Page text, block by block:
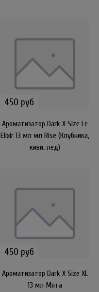
450 руб
Ароматизатор Dark X Size Le
Elixir 13 мл мл Rise (Клубника,
киви, лед)
450 руб
Ароматизатор Dark X Size XL
13 мл Мята